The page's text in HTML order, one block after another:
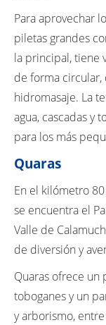
Para aprovechar
piletas grandes
la principal, tiene
de forma circular,
hidromasaje. La
agua, cascadas y
para los más
Quaras
En el kilómetro
se encuentra el
Valle de
de diversión y
Quaras ofrece un
toboganes y un
y arborismo,